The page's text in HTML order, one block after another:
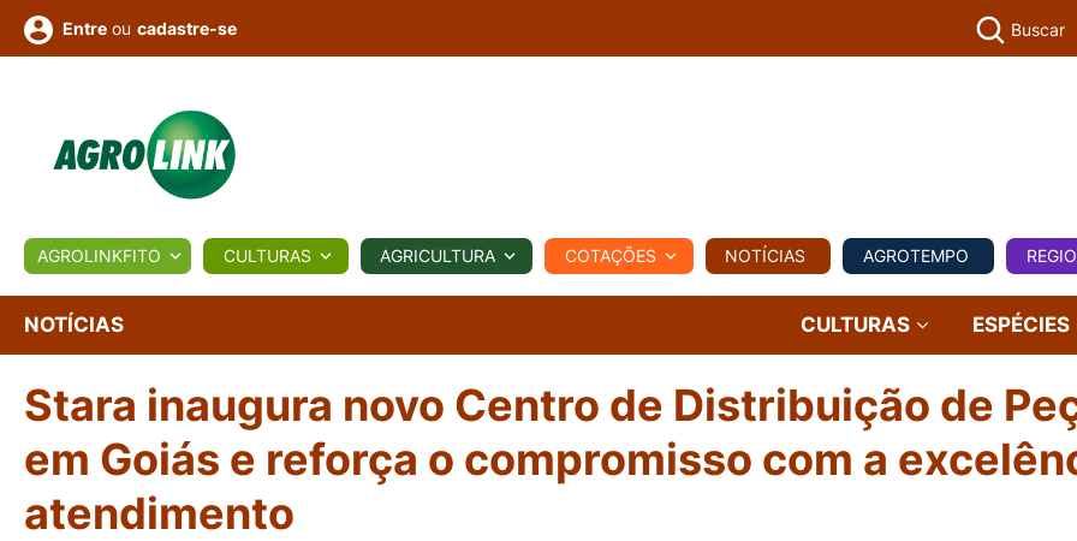
BIOLÓGICOS COTAÇÕES NOTÍCIAS AGROTEMPO REGIONAL COMERCIAL AGROVIAGENS
Conversor Colunistas Eventos
e
Vídeos
Entre ou cadastre-se Buscar
AGROLINKFITO CULTURAS AGRICULTURA COTAÇÕES NOTÍCIAS AGROTEMPO
NOTÍCIAS CULTURAS ESPÉCIES
Stara inaugura novo Centro de Distribuição de
em Goiás e reforça o compromisso com a
atendimento